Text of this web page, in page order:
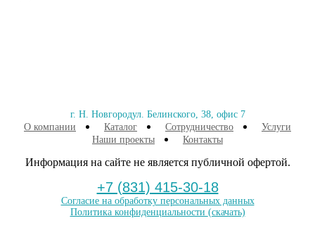
г. Н. Новгородул. Белинского, 38, офис 7
О компании
Каталог Сотрудничество
Услуги
Наши проекты
Контакты
Информация на сайте не является публичной офертой.
+7 (831) 415-30-18
Согласие на обработку персональных данных
Политика конфиденциальности (скачать)